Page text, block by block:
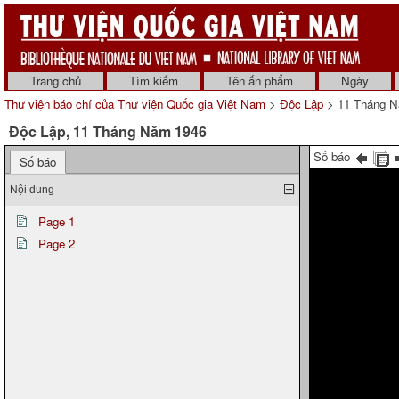
Trang chủ Tìm kiếm Tên ấn phẩm Ngày
Thư viện báo chí của Thư viện Quốc gia Việt Nam > Độc Lập > 11 Tháng
Độc Lập, 11 Tháng Năm 1946
Số báo
Nội dung
Page 1
Page 2
Số báo